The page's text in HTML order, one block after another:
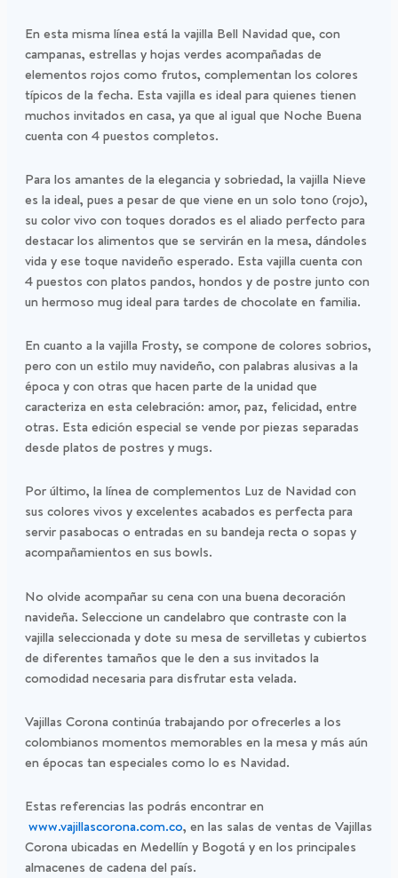
En esta misma línea está la vajilla Bell Navidad que, con
campanas, estrellas y hojas verdes acompañadas de
elementos rojos como frutos, complementan los colores
típicos de la fecha. Esta vajilla es ideal para quienes tienen
muchos invitados en casa, ya que al igual que Noche Buena
cuenta con 4 puestos completos.
Para los amantes de la elegancia y sobriedad, la vajilla Nieve
es la ideal, pues a pesar de que viene en un solo tono (rojo),
su color vivo con toques dorados es el aliado perfecto para
destacar los alimentos que se servirán en la mesa, dándoles
vida y ese toque navideño esperado. Esta vajilla cuenta con
4 puestos con platos pandos, hondos y de postre junto con
un hermoso mug ideal para tardes de chocolate en familia.
En cuanto a la vajilla Frosty, se compone de colores sobrios,
pero con un estilo muy navideño, con palabras alusivas a la
época y con otras que hacen parte de la unidad que
caracteriza en esta celebración: amor, paz, felicidad, entre
otras. Esta edición especial se vende por piezas separadas
desde platos de postres y mugs.
Por último, la línea de complementos Luz de Navidad con
sus colores vivos y excelentes acabados es perfecta para
servir pasabocas o entradas en su bandeja recta o sopas y
acompañamientos en sus bowls.
No olvide acompañar su cena con una buena decoración
navideña. Seleccione un candelabro que contraste con la
vajilla seleccionada y dote su mesa de servilletas y cubiertos
de diferentes tamaños que le den a sus invitados la
comodidad necesaria para disfrutar esta velada.
Vajillas Corona continúa trabajando por ofrecerles a los
colombianos momentos memorables en la mesa y más aún
en épocas tan especiales como lo es Navidad.
Estas referencias las podrás encontrar en
www.vajillascorona.com.co, en las salas de ventas de Vajillas
Corona ubicadas en Medellín y Bogotá y en los principales
almacenes de cadena del país.